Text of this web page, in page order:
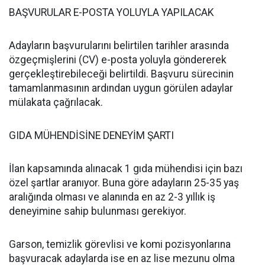
BAŞVURULAR E-POSTA YOLUYLA YAPILACAK
Adayların başvurularını belirtilen tarihler arasında
özgeçmişlerini (CV) e-posta yoluyla göndererek
gerçekleştirebileceği belirtildi. Başvuru sürecinin
tamamlanmasının ardından uygun görülen adaylar
mülakata çağrılacak.
GIDA MÜHENDİSİNE DENEYİM ŞARTI
İlan kapsamında alınacak 1 gıda mühendisi için bazı
özel şartlar aranıyor. Buna göre adayların 25-35 yaş
aralığında olması ve alanında en az 2-3 yıllık iş
deneyimine sahip bulunması gerekiyor.
Garson, temizlik görevlisi ve komi pozisyonlarına
başvuracak adaylarda ise en az lise mezunu olma